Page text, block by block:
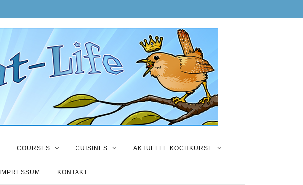
COURSES CUISINES AKTUELLE KOCHKURSE
IMPRESSUM KONTAKT